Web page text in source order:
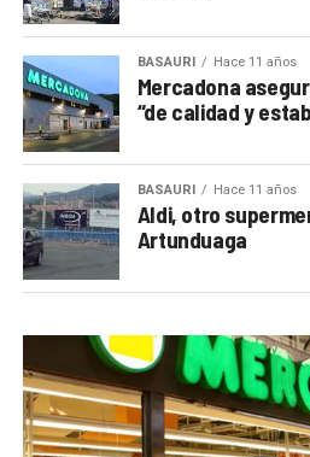
BASAURI Hace 11 años
Mercadona
“de calidad y
BASAURI Hace 11 años
Aldi, otro
Artunduaga